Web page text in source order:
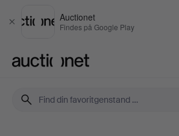
Luk
Auctionet
Findes på Google Play